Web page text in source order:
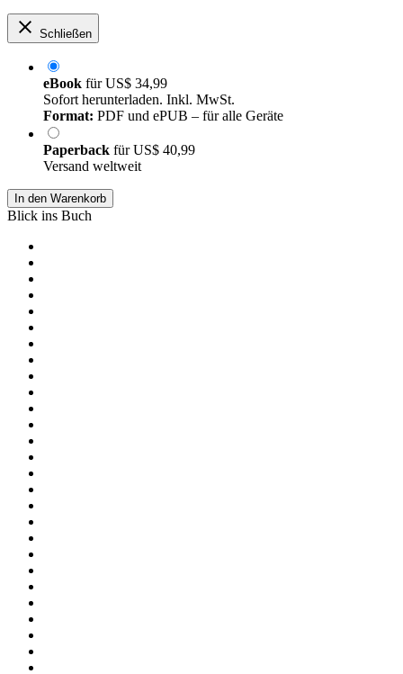
Schließen
eBook fürUS$ 34,99
Sofort herunterladen. Inkl. MwSt.
Format: PDF und ePUB – für alle Geräte
Paperback fürUS$ 40,99
Versand weltweit
In den Warenkorb
Blick ins Buch